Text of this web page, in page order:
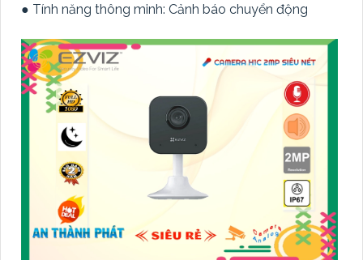
● Tính năng thông minh: Cảnh báo chuyển động